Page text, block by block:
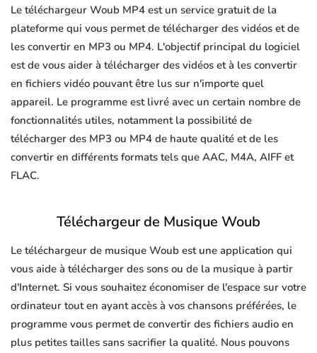
Le téléchargeur Woub MP4 est un service gratuit de la
plateforme qui vous permet de télécharger des vidéos et de
les convertir en MP3 ou MP4. L'objectif principal du logiciel
est de vous aider à télécharger des vidéos et à les convertir
en fichiers vidéo pouvant être lus sur n'importe quel
appareil. Le programme est livré avec un certain nombre de
fonctionnalités utiles, notamment la possibilité de
télécharger des MP3 ou MP4 de haute qualité et de les
convertir en différents formats tels que AAC, M4A, AIFF et
FLAC.
Téléchargeur de Musique Woub
Le téléchargeur de musique Woub est une application qui
vous aide à télécharger des sons ou de la musique à partir
d'Internet. Si vous souhaitez économiser de l'espace sur votre
ordinateur tout en ayant accès à vos chansons préférées, le
programme vous permet de convertir des fichiers audio en
plus petites tailles sans sacrifier la qualité. Nous pouvons